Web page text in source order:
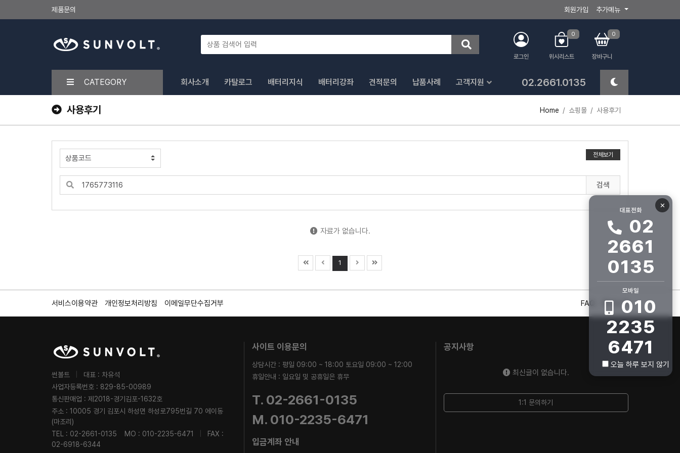
제품문의 회원가입 추가메뉴
로그인
0
위시리스트
0
장바구니
CATEGORY 회사소개 카탈로그 배터리지식 배터리강좌 견적문의 납품사례 고객지원 02.2661.0135
사용후기 Home 쇼핑몰 사용후기
전체보기
검색
자료가 없습니다.
1
서비스이용약관 개인정보처리방침 이메일무단수집거부 FAQ 회사소개
썬볼트
대표 : 차유석
사업자등록번호 : 829-85-00989
통신판매업 : 제2018-경기김포-1632호
주소 : 10005 경기 김포시 하성면 하성로795번길 70 에이동
(마조리)
TEL : 02-2661-0135
MO : 010-2235-6471
FAX :
02-6918-6344
사이트 이용문의
상담시간 : 평일 09:00 ~ 18:00 토요일 09:00 ~ 12:00
휴일안내 : 일요일 및 공휴일은 휴무
T. 02-2661-0135
M. 010-2235-6471
입금계좌 안내
공지사항
최신글이 없습니다.
1:1 문의하기
✕
대표전화
02
2661
0135
모바일
010
2235
6471
오늘 하루 보지 않기